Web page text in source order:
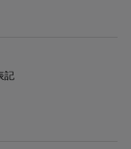
記